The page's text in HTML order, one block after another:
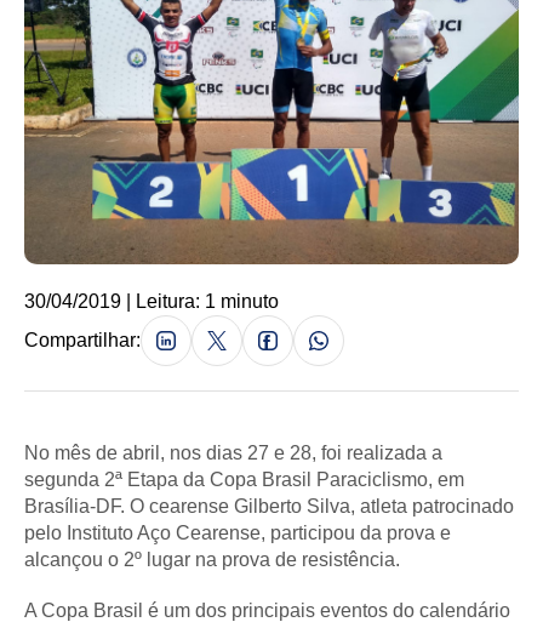
30/04/2019 | Leitura: 1 minuto
Compartilhar:
No mês de abril, nos dias 27 e 28, foi realizada a
segunda 2ª Etapa da Copa Brasil Paraciclismo, em
Brasília-DF. O cearense Gilberto Silva, atleta patrocinado
pelo Instituto Aço Cearense, participou da prova e
alcançou o 2º lugar na prova de resistência.
A Copa Brasil é um dos principais eventos do calendário